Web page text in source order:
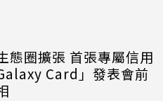
態圈擴張 首張專屬信用
Card」發表會前